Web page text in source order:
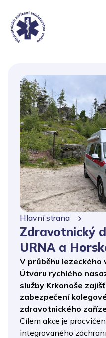
Hlavní strana
Zdravotnický
URNA a
V průběhu lezeckého
Útvaru rychlého
služby Krkonoše
zabezpečení
zdravotnického
Cílem akce je
integrovaného